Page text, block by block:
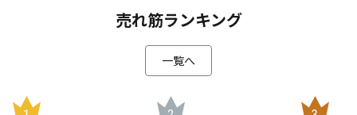
売れ筋ランキング
一覧へ